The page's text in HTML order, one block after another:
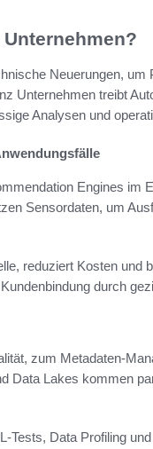
Neuerungen,
Unternehmen treibt
Analysen und
Engines im
Sensordaten, um
reduziert Kosten und
durch
zum Metadaten-
Data Lakes kommen
Tests, Data Profiling